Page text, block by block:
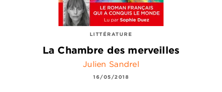
LITTÉRATURE
La Chambre des merveilles
Julien Sandrel
16/05/2018